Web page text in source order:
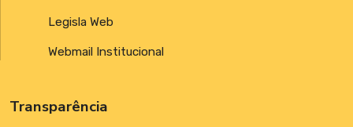
Legisla Web
Webmail Institucional
Transparência